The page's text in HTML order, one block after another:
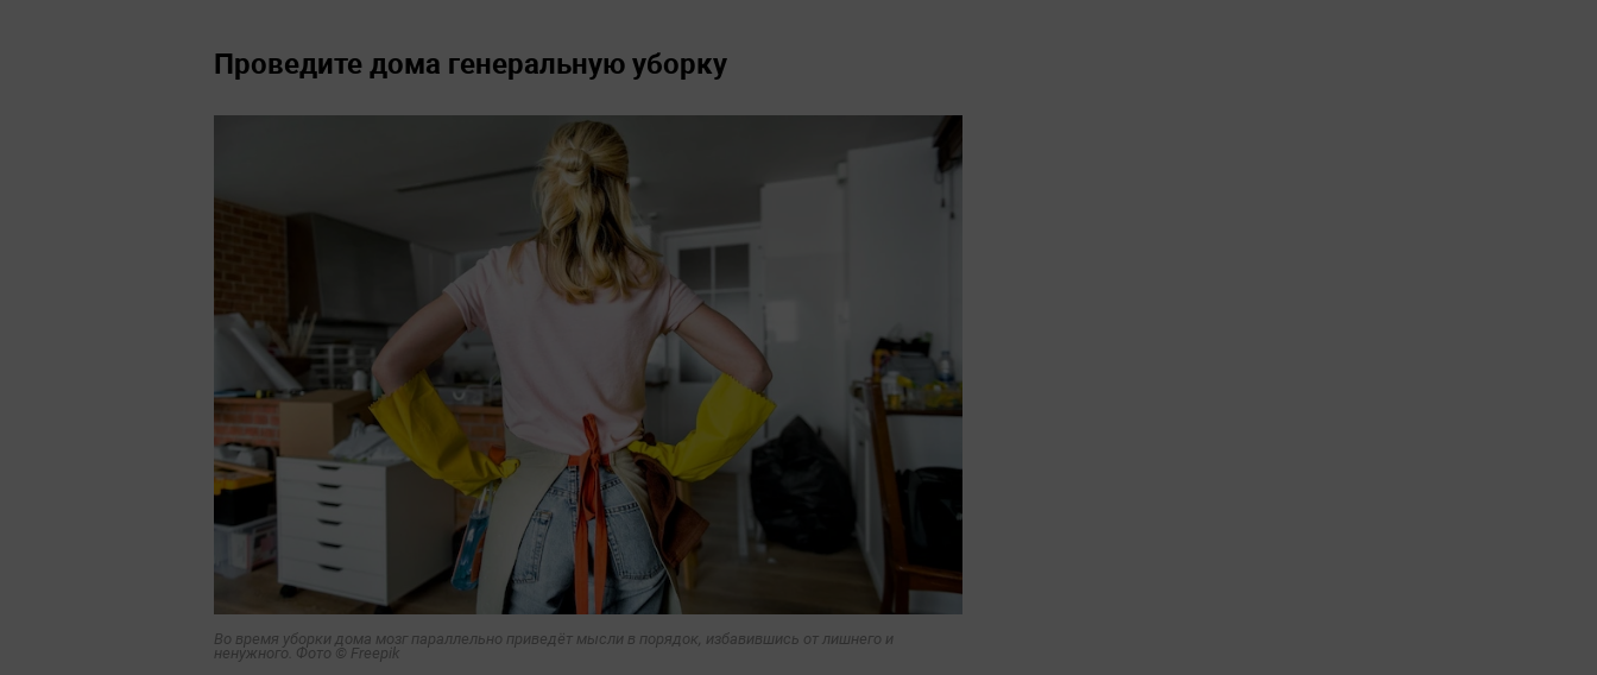
Проведите дома генеральную уборку
Во время уборки дома мозг параллельно приведёт мысли в порядок, избавившись от лишнего и
ненужного. Фото © Freepik